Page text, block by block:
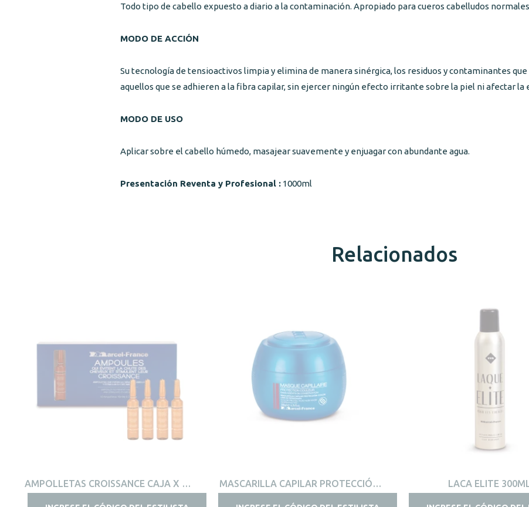
Todo tipo de cabello expuesto a diario a la contaminación. Apropiado para cueros cabelludos
MODO DE ACCIÓN
Su tecnología de tensioactivos limpia y elimina de manera sinérgica, los residuos y contaminantes
aquellos que se adhieren a la fibra capilar, sin ejercer ningún efecto irritante sobre la piel ni afectar la
MODO DE USO
Aplicar sobre el cabello húmedo, masajear suavemente y enjuagar con abundante agua.
Presentación Reventa y Profesional :1000ml
Relacionados
AMPOLLETAS CROISSANCE CAJA X 10
AMP.
MASCARILLA CAPILAR PROTECCIÓN
COLOR 200ML
VISTA RÁPIDA
LACA ELITE